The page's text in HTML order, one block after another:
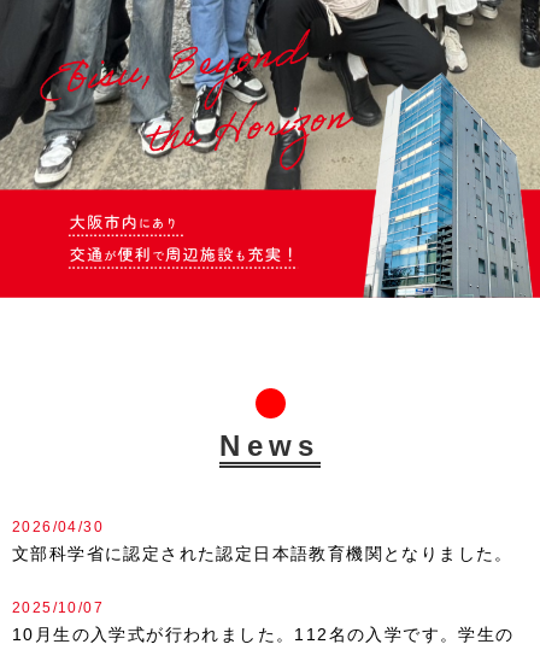
News
2026/04/30
文部科学省に認定された認定日本語教育機関となりました。
2025/10/07
10月生の入学式が行われました。112名の入学です。学生の